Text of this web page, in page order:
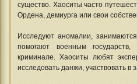
существо. Хаоситы часто
Ордена, демиурга или свои
Исследуют аномалии,
помогают военным
криминале. Хаоситы любят
исследовать данжи, участвовать в